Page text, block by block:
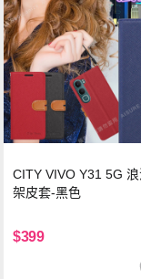
CITY VIVO Y31 5G
架皮套-黑色
$399